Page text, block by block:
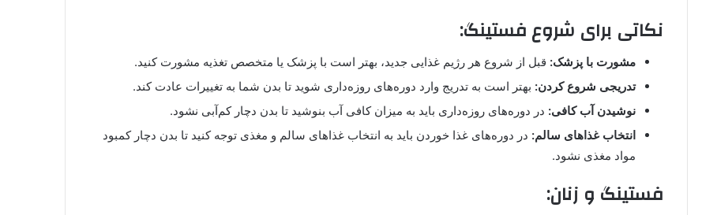
نکاتی برای شروع فستینگ:
مشورت با پزشک: قبل از شروع هر رژیم غذایی جدید، بهتر است با پزشک یا متخصص تغذیه مشورت کنید.
تدریجی شروع کردن: بهتر است به تدریج وارد دوره‌های روزه‌داری شوید تا بدن شما به تغییرات عادت کند.
نوشیدن آب کافی: در دوره‌های روزه‌داری باید به میزان کافی آب بنوشید تا بدن دچار کم‌آبی نشود.
انتخاب غذاهای سالم: در دوره‌های غذا خوردن باید به انتخاب غذاهای سالم و مغذی توجه کنید تا بدن دچار کمبود
مواد مغذی نشود.
فستینگ و زنان: